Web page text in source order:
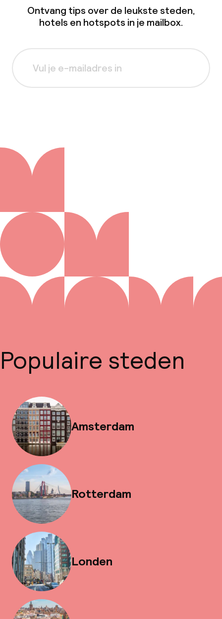
Ontvang tips over de leukste steden,
hotels en hotspots in je mailbox.
Populaire steden
Amsterdam
Rotterdam
Londen